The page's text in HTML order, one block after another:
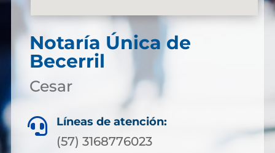
Notaría Única de
Becerril
Cesar
 Líneas de atención:
(57) 3168776023